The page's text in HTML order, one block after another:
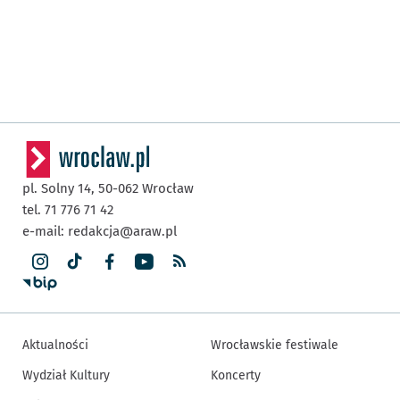
pl. Solny 14, 50-062 Wrocław
tel. 71 776 71 42
e-mail: redakcja@araw.pl
Aktualności
Wydział Kultury
Wrocławskie festiwale
Koncerty